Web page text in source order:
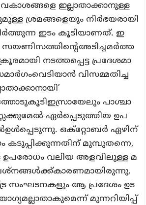
ഇല്ലാതാക്കാനുള്ള
ശ്രമങ്ങളെയും നിര്‍ഭയരായി
ഇടം കൂടിയാണത്. ഇ
നടത്തപ്പെട്ട പ്രദേശമാ
വിസമ്മതിച്ച
പാശ്ചാ
ഏര്‍പ്പെടുത്തിയ ഉപ
ഒക്‌റ്റോബര്‍ ഏഴിന്
കടുപ്പിക്കുന്നതിന് മുമ്പുതന്നെ,
ഉപരോധം വലിയ അളവിലുള്ള മ
സംഘടനകളും ആ പ്രദേശം ഉട
മുന്നറിയിപ്പ്